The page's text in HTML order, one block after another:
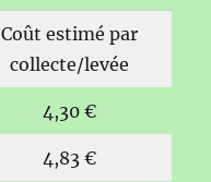
Coût estimé par
collecte/levée
4,30 €
4,83 €